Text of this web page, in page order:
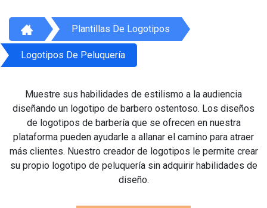
Plantillas De Logotipos
Logotipos De Peluquería
Muestre sus habilidades de estilismo a la audiencia
diseñando un logotipo de barbero ostentoso. Los diseños
de logotipos de barbería que se ofrecen en nuestra
plataforma pueden ayudarle a allanar el camino para atraer
más clientes. Nuestro creador de logotipos le permite crear
su propio logotipo de peluquería sin adquirir habilidades de
diseño.